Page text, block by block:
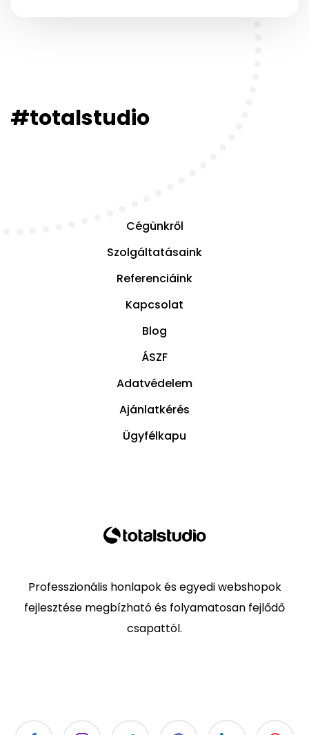
#totalstudio
Cégünkről
Szolgáltatásaink
Referenciáink
Kapcsolat
Blog
ÁSZF
Adatvédelem
Ajánlatkérés
Ügyfélkapu
Professzionális honlapok és egyedi webshopok
fejlesztése megbízható és folyamatosan fejlődő
csapattól.